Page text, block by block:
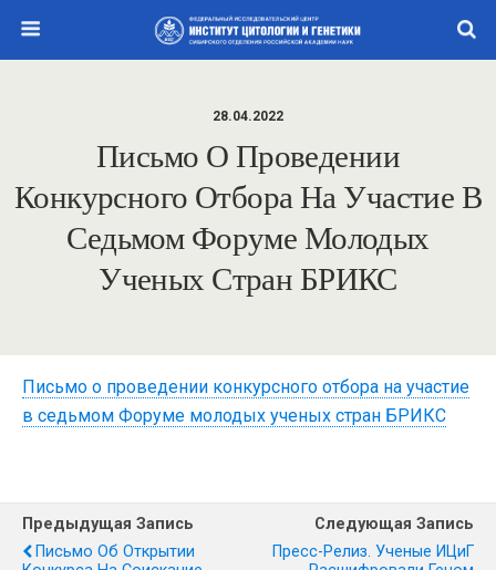
28.04.2022
Письмо О Проведении
Конкурсного Отбора На Участие В
Седьмом Форуме Молодых
Ученых Стран БРИКС
Письмо о проведении конкурсного отбора на участие
в седьмом Форуме молодых ученых стран БРИКС
Предыдущая Запись
Письмо Об Открытии
Следующая Запись
Пресс-Релиз. Ученые ИЦиГ